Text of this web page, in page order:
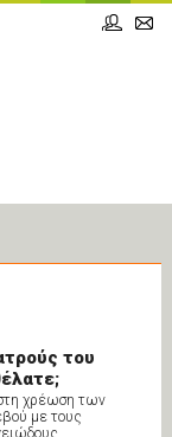
του
χρέωση των
με τους